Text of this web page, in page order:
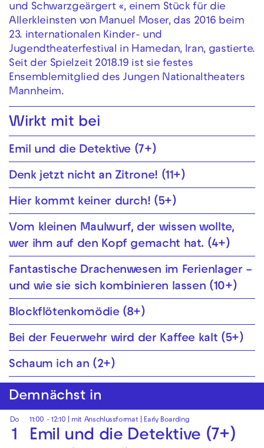
und Schwarzgeärgert «, einem Stück für die
Allerkleinsten von Manuel Moser, das 2016 beim
23. internationalen Kinder- und
Jugendtheaterfestival in Hamedan, Iran, gastierte.
Seit der Spielzeit 2018.19 ist sie festes
Ensemblemitglied des Jungen Nationaltheaters
Mannheim.
Wirkt mit bei
Emil und die Detektive (7+)
Denk jetzt nicht an Zitrone! (11+)
Hier kommt keiner durch! (5+)
Vom kleinen Maul­wurf, der wissen wollte,
wer ihm auf den Kopf gemacht hat. (4+)
Fantastische Drachenwesen im Ferienlager –
und wie sie sich kombinieren lassen (10+)
Blockflöten­komödie (8+)
Bei der Feuer­wehr wird der Kaffee kalt (5+)
Schaum ich an (2+)
Demnächst in
Do
1
11:00 - 12:10 | mit Anschlussformat | Early Boarding
Emil und die Detektive (7+)